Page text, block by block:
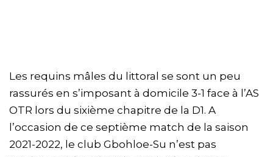
Les requins mâles du littoral se sont un peu
rassurés en s’imposant à domicile 3-1 face à l’AS
OTR lors du sixième chapitre de la D1. A
l’occasion de ce septième match de la saison
2021-2022, le club Gbohloe-Su n’est pas